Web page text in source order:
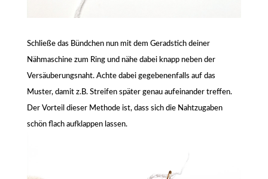
Schließe das Bündchen nun mit dem Geradstich deiner
Nähmaschine zum Ring und nähe dabei knapp neben der
Versäuberungsnaht. Achte dabei gegebenenfalls auf das
Muster, damit z.B. Streifen später genau aufeinander treffen.
Der Vorteil dieser Methode ist, dass sich die Nahtzugaben
schön flach aufklappen lassen.